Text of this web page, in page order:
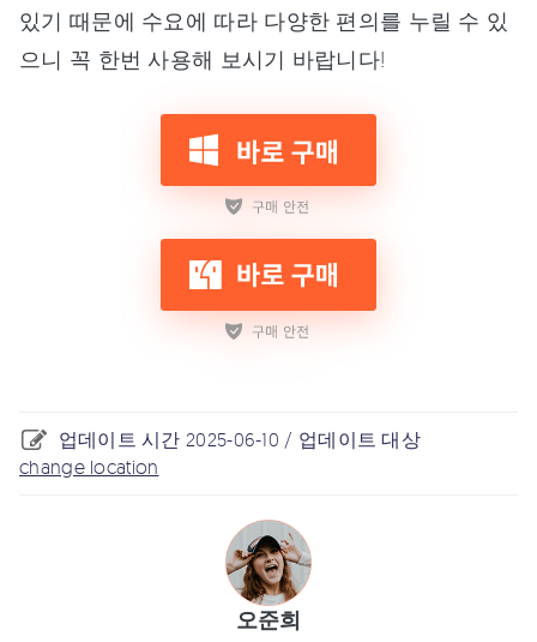
있기 때문에 수요에 따라 다양한 편의를 누릴 수 있
으니 꼭 한번 사용해 보시기 바랍니다!
업데이트 시간 2025-06-10 / 업데이트 대상
change location
오준희